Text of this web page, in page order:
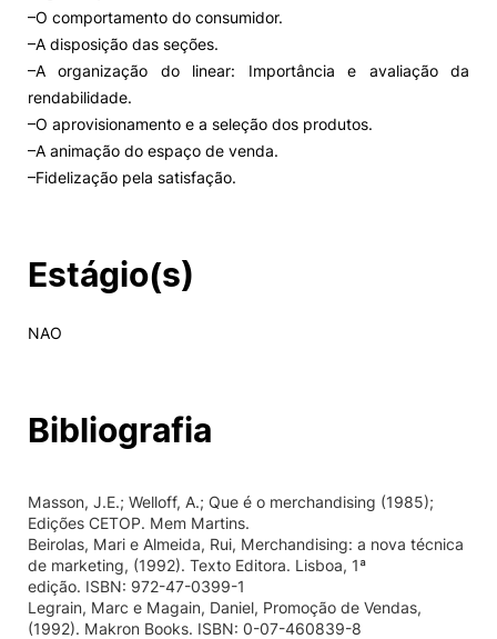
–O comportamento do consumidor.
–A disposição das seções.
–A organização do linear: Importância e avaliação da
rendabilidade.
–O aprovisionamento e a seleção dos produtos.
–A animação do espaço de venda.
–Fidelização pela satisfação.
Estágio(s)
NAO
Bibliografia
Masson, J.E.; Welloff, A.; Que é o merchandising (1985);
Edições CETOP. Mem Martins.
Beirolas, Mari e Almeida, Rui, Merchandising: a nova técnica
de marketing, (1992). Texto Editora. Lisboa, 1ª
edição. ISBN: 972-47-0399-1
Legrain, Marc e Magain, Daniel, Promoção de Vendas,
(1992). Makron Books. ISBN: 0-07-460839-8